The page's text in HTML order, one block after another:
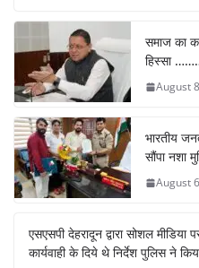
समाज का
हिस्सा
August
भारतीय
सौंपा नशा
August
एसएसपी देहरादून द्वारा सोशल मीडिया
कार्यवाही के दिये थे निर्देश पुलिस ने